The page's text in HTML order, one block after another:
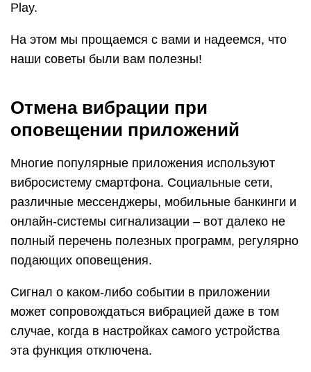
Play.
На этом мы прощаемся с вами и надеемся, что
наши советы были вам полезны!
Отмена вибрации при
оповещении приложений
Многие популярные приложения используют
вибросистему смартфона. Социальные сети,
различные мессенджеры, мобильные банкинги и
онлайн-системы сигнализации – вот далеко не
полный перечень полезных программ, регулярно
подающих оповещения.
Сигнал о каком-либо событии в приложении
может сопровождаться вибрацией даже в том
случае, когда в настройках самого устройства
эта функция отключена.